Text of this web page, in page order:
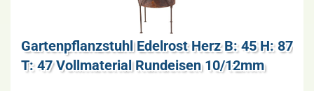
Gar­ten­pflanz­stuhl Edel­rost Herz B: 45 H: 87
T: 47 Voll­ma­te­ri­al Rund­ei­sen 10/12mm